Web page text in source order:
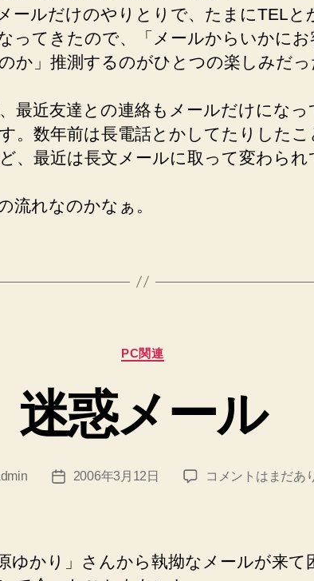
ールだけのやりとりで、たまにTELと
ってきたので、「メールからいかにお
か」推測するのがひとつの楽しみだっ
最近友達との連絡もメールだけになっ
。数年前は長電話とかしてたりしたこ
、最近は長文メールに取って変わられ
流れなのかなぁ。
カ
テ
リ
ー
PC関連
迷惑メール
投
2006年3月12日
迷
へ
コメントはまだあ
ゆかり」さんから執拗なメールが来て